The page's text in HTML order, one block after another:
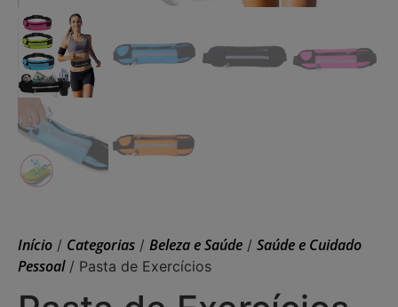
Início / Categorias / Beleza e Saúde / Saúde e Cuidado
Pessoal/ Pasta de Exercícios